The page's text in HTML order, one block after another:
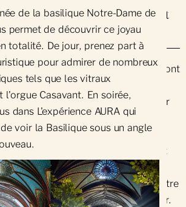
du constructeur Rainville et
du chantier
sur Persévérance, la tour Ouest, sont
la couleur plus éclatante des
qui font discrètement écho au labeur
Leur patine sera laissée à
À terme, les travaux permettront
les vitraux qui s’amincissent et
la peinture des voûtes et les toiles.
haute valeur patrimoniale et doit être
souligne le directeur de chantier.
de la basilique Notre-Dame de
permet de découvrir ce joyau
totalité. De jour, prenez part à
pour admirer de nombreux
tels que les vitraux
l'orgue Casavant. En soirée,
dans L'expérience AURA qui
voir la Basilique sous un angle